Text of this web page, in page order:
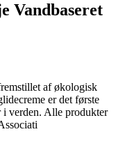
Vandbaseret
af økologisk
er det første
verden. Alle produkter